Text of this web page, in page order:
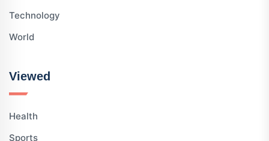
Technology
World
Viewed
Health
Sports